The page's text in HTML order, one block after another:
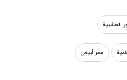
الخشبية
عطر أبيض